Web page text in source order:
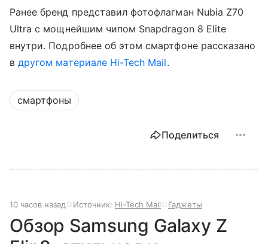
Ранее бренд представил фотофлагман Nubia Z70
Ultra с мощнейшим чипом Snapdragon 8 Elite
внутри. Подробнее об этом смартфоне рассказано
вдругом материале Hi-Tech Mail.
смартфоны
Поделиться
10 часов назад Источник: Hi-Tech Mail Гаджеты
Обзор Samsung Galaxy Z